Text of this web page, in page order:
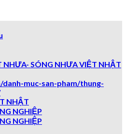
NHƯA- SÓNG NHỰA VIỆT NHẬT
muc-san-pham/thung-
NHẬT
NGHIỆP
NGHIỆP